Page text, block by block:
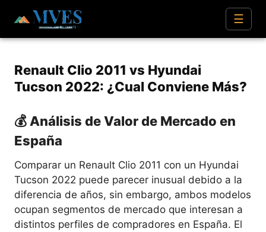
☰
Renault Clio 2011 vs Hyundai
Tucson 2022: ¿Cual Conviene Más?
💰 Análisis de Valor de Mercado en
España
Comparar un Renault Clio 2011 con un Hyundai
Tucson 2022 puede parecer inusual debido a la
diferencia de años, sin embargo, ambos modelos
ocupan segmentos de mercado que interesan a
distintos perfiles de compradores en España. El